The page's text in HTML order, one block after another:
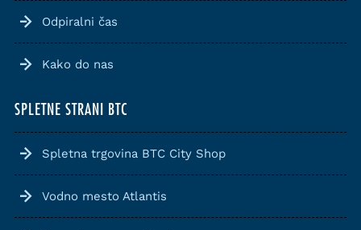
Odpiralni čas
Kako do nas
SPLETNE STRANI BTC
Spletna trgovina BTC City Shop
Vodno mesto Atlantis